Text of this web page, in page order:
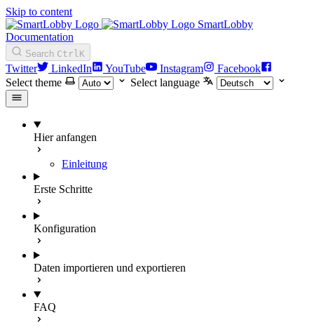
Skip to content
SmartLobby
Documentation
Search CtrlK
Twitter LinkedIn YouTube Instagram
Facebook
Select theme
Select language
Hier anfangen
Einleitung
Erste Schritte
Konfiguration
Daten importieren und exportieren
FAQ